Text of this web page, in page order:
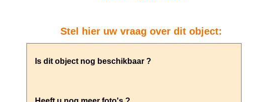
Stel hier uw vraag over dit object: